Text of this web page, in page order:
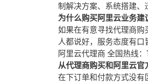
制解决方案、系统搭建、
为什么购买阿里云业务建
如果在有意寻找代理商购
人都说好，服务态度有口
阿里云代理商 全国热线
从代理商购买和阿里云官
在下订单和付款方式没